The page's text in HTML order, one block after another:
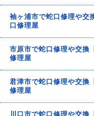
袖ヶ浦市で蛇口修理や交
口修理屋
市原市で蛇口修理や交換
修理屋
君津市で蛇口修理や交換
修理屋
川口市で蛇口修理や交換